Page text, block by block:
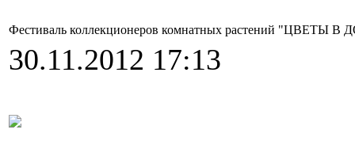
Фестиваль коллекционеров комнатных растений "ЦВЕТЫ В
30.11.2012 17:13